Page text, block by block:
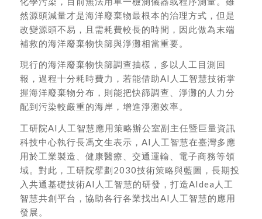
然源頭減量才是海洋廢棄物最根本的治理方式，但是
改變源頭不易，且需耗費較長的時間，因此做為末端
補救的海洋廢棄物快篩與淨灘相當重要。
現行的海洋廢棄物快篩調查抽樣，多以人工目測回
報，過程十分耗時費力，若能借助AI人工智慧技術掌
握海洋廢棄物分布，則能把快篩調查、淨灘的人力分
配到污染較嚴重的海岸，增進淨灘效率。
工研院AI人工智慧應用策略辦公室副主任暨巨量資訊
科技中心執行長馮文生表示，AI人工智慧在臺灣多應
用於工業製造、健康醫療、交通運輸、電子商務等領
域。對此，工研院擘劃2030技術策略與藍圖，長期投
入共通基礎技術AI人工智慧的研發，打造AIdea人工
智慧共創平台，協助各行各業找出AI人工智慧的應用
發展。